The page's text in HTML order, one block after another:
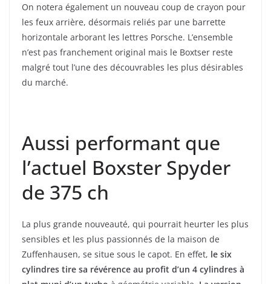
On notera également un nouveau coup de crayon pour
les feux arrière, désormais reliés par une barrette
horizontale arborant les lettres Porsche. L’ensemble
n’est pas franchement original mais le Boxtser reste
malgré tout l’une des découvrables les plus désirables
du marché.
Aussi performant que
l’actuel Boxster Spyder
de 375 ch
La plus grande nouveauté, qui pourrait heurter les plus
sensibles et les plus passionnés de la maison de
Zuffenhausen, se situe sous le capot. En effet, le six
cylindres tire sa révérence au profit d’un 4 cylindres à